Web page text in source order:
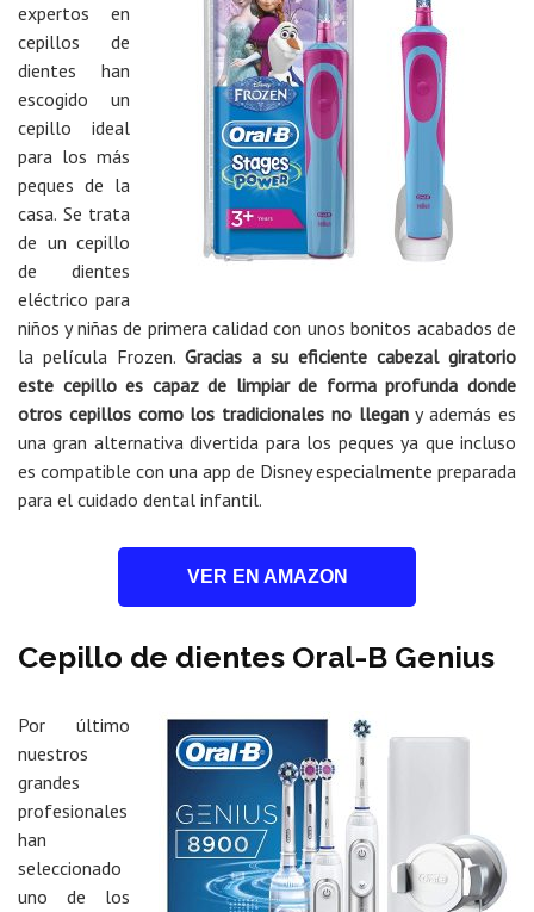
expertos en
cepillos de
dientes han
escogido un
cepillo ideal
para los más
peques de la
casa. Se trata
de un cepillo
de dientes
eléctrico para
niños y niñas de primera calidad con unos bonitos acabados de
la película Frozen. Gracias a su eficiente cabezal giratorio
este cepillo es capaz de limpiar de forma profunda donde
otros cepillos como los tradicionales no llegany además es
una gran alternativa divertida para los peques ya que incluso
es compatible con una app de Disney especialmente preparada
para el cuidado dental infantil.
VER EN AMAZON
Cepillo de dientes Oral-B Genius
Por último
nuestros
grandes
profesionales
han
seleccionado
uno de los